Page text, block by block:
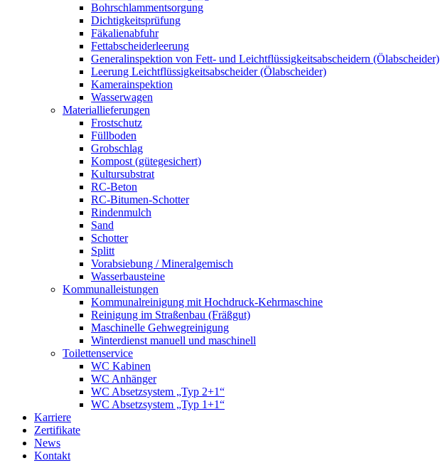
Bohrschlammentsorgung
Dichtigkeitsprüfung
Fäkalienabfuhr
Fettabscheiderleerung
Generalinspektion von Fett- und Leichtflüssigkeitsabscheidern (Ölabscheider)
Leerung Leichtflüssigkeitsabscheider (Ölabscheider)
Kamerainspektion
Wasserwagen
Materiallieferungen
Frostschutz
Füllboden
Grobschlag
Kompost (gütegesichert)
Kultursubstrat
RC-Beton
RC-Bitumen-Schotter
Rindenmulch
Sand
Schotter
Splitt
Vorabsiebung / Mineralgemisch
Wasserbausteine
Kommunalleistungen
Kommunalreinigung mit Hochdruck-Kehrmaschine
Reinigung im Straßenbau (Fräßgut)
Maschinelle Gehwegreinigung
Winterdienst manuell und maschinell
Toilettenservice
WC Kabinen
WC Anhänger
WC Absetzsystem „Typ 2+1“
WC Absetzsystem „Typ 1+1“
Karriere
Zertifikate
News
Kontakt